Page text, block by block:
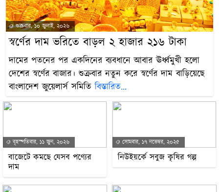
শুক্রবার, ১০ জুলাই, ২০২৬
স্বর্ণের দাম ভরিতে বাড়ল ২ হাজার ২১৬ টাকা
দামের পতনের পর একদিনের ব্যবধানে আবার ঊর্ধ্বমুখী হলো
দেশের স্বর্ণের বাজার। শুক্রবার নতুন করে স্বর্ণের দাম বাড়িয়েছে
বাংলাদেশ জুয়েলার্স সমিতিবিস্তারিত...
বৃহস্পতিবার, ১১ জুন, ২০২৬
বাজেটে কমছে যেসব পণ্যের
দাম
সোমবার, ১৭ নভেম্বর, ২০২৫
নিউইয়র্কে সবুজ কৃষির গল্প